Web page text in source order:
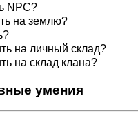
NPC?
на землю?
на личный склад?
на склад клана?
умения